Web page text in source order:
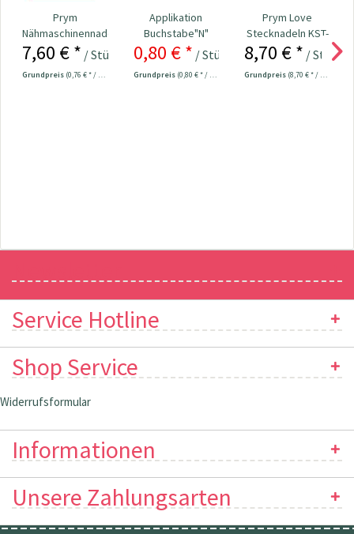
Prym
Nähmaschinennadeln
130/705
Universal...
7,60 € * / Stück
Grundpreis (0,76 € * / 1 Stück)
Applikation
Buchstabe"N"
jeansoptik
0,80 € * / Stück 0,95 € *
Grundpreis (0,80 € * / 1 Stück)
Prym Love
Stecknadeln KST-
Kopf 50 x 0,60...
8,70 € * / Stück
Grundpreis (8,70 € * / 1 Stück)
Service Hotline
Shop Service
Widerrufsformular
Informationen
Unsere Zahlungsarten